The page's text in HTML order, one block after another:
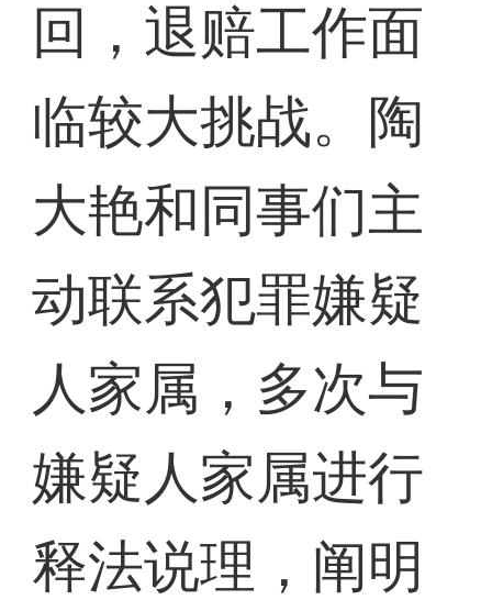
回，退赔工作面
临较大挑战。陶
大艳和同事们主
动联系犯罪嫌疑
人家属，多次与
嫌疑人家属进行
释法说理，阐明